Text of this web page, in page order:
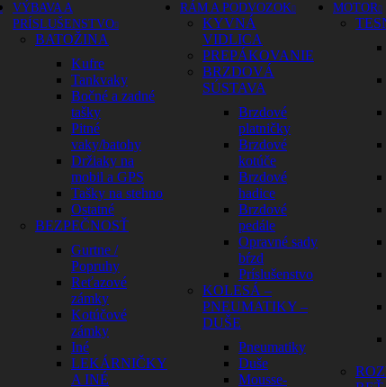
VÝBAVA A
PRÍSLUŠENSTVO
BATOŽINA
Kufre
Tankvaky
Bočné a zadné
tašky
Pitné
vaky/batohy
Držiaky na
mobil a GPS
Tašky na stehno
Ostatné
BEZPEČNOSŤ
Gurtne /
Popruhy
Reťazové
zámky
Kotúčové
zámky
Iné
LEKÁRNIČKY
A INÉ
RÁM A PODVOZOK
KYVNÁ
VIDLICA
PREPÁKOVANIE
BRZDOVÁ
SÚSTAVA
Brzdové
platničky
Brzdové
kotúče
Brzdové
hadice
Brzdové
pedále
Opravné sady
bŕzd
Príslušenstvo
KOLESÁ –
PNEUMATIKY –
DUŠE
Pneumatiky
Duše
Mousse-
MOTOR